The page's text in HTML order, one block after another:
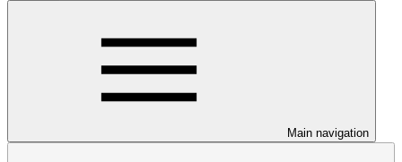
Main navigation